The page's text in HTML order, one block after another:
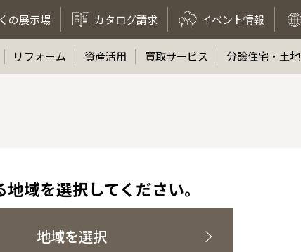
の展示場 カタログ請求 イベント情報
リフォーム 資産活用 買取サービス 分譲住宅・土地
域を選択してください。
地域を選択